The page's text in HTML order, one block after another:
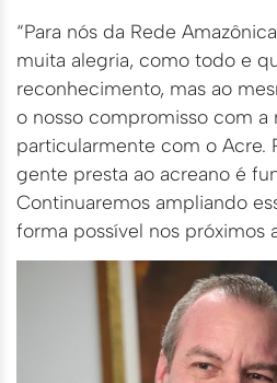
“Para nós da Rede
muita alegria, como todo e
reconhecimento, mas ao
o nosso compromisso com a
particularmente com o Acre.
gente presta ao acreano é
Continuaremos ampliando
forma possível nos próximos